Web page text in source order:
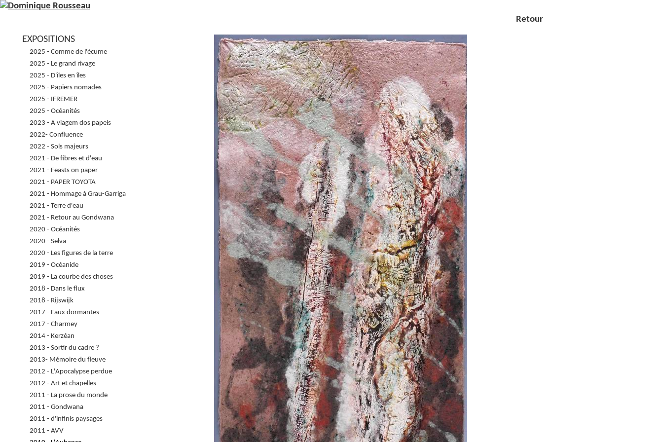
EXPOSITIONS
2025 - Comme de l'écume
2025 - Le grand rivage
2025 - D'îles en îles
2025 - Papiers nomades
2025 - IFREMER
2025 - Océanités
2023 - A viagem dos papeis
2022- Confluence
2022 - Sols majeurs
2021 - De fibres et d'eau
2021 - Feasts on paper
2021 - PAPER TOYOTA
2021 - Hommage à Grau-Garriga
2021 - Terre d'eau
2021 - Retour au Gondwana
2020 - Océanités
2020 - Selva
2020 - Les figures de la terre
2019 - Océanide
2019 - La courbe des choses
2018 - Dans le flux
2018 - Rijswijk
2017 - Eaux dormantes
2017 - Charmey
2014 - Kerzéan
2013 - Sortir du cadre ?
2013- Mémoire du fleuve
2012 - L'Apocalypse perdue
2012 - Art et chapelles
2011 - La prose du monde
2011 - Gondwana
2011 - d'infinis paysages
2011 - AVV
Retour